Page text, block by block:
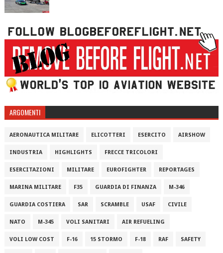
ARGOMENTI
AERONAUTICA MILITARE ELICOTTERI ESERCITO AIRSHOW
INDUSTRIA HIGHLIGHTS FRECCE TRICOLORI
ESERCITAZIONI MILITARE EUROFIGHTER REPORTAGES
MARINA MILITARE F35 GUARDIA DI FINANZA M-346
GUARDIA COSTIERA SAR SCRAMBLE USAF CIVILE
NATO M-345 VOLI SANITARI AIR REFUELING
VOLI LOW COST F-16 15 STORMO F-18 RAF SAFETY